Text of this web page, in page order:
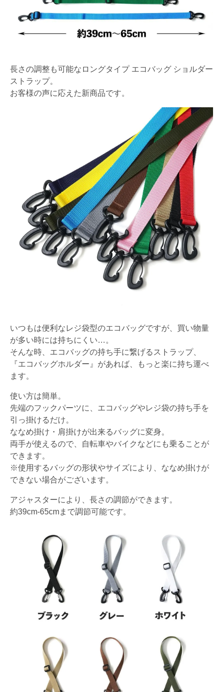
長さの調整も可能なロングタイプ エコバッグ ショルダー
ストラップ。
お客様の声に応えた新商品です。
いつもは便利なレジ袋型のエコバッグですが、買い物量
が多い時には持ちにくい…。
そんな時、エコバッグの持ち手に繋げるストラップ、
『エコバッグホルダー』があれば、もっと楽に持ち運べ
ます。
使い方は簡単。
先端のフックパーツに、エコバッグやレジ袋の持ち手を
引っ掛けるだけ。
ななめ掛け・肩掛けが出来るバッグに変身。
両手が使えるので、自転車やバイクなどにも乗ることが
できます。
※使用するバッグの形状やサイズにより、ななめ掛けが
できない場合がございます。
アジャスターにより、長さの調節ができます。
約39cm-65cmまで調節可能です。